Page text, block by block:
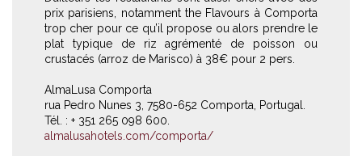
prix parisiens, notamment the Flavours à Comporta
trop cher pour ce qu’il propose ou alors prendre le
plat typique de riz agrémenté de poisson ou
crustacés (arroz de Marisco) à 38€ pour 2 pers.
AlmaLusa Comporta
rua Pedro Nunes 3, 7580-652 Comporta, Portugal.
Tél. : + 351 265 098 600.
almalusahotels.com/comporta/